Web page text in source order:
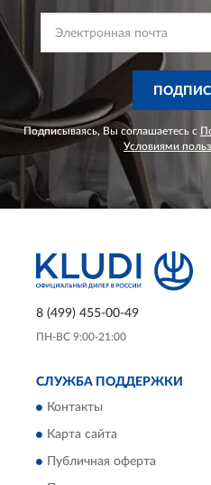
Подписываясь, Вы соглашаетесь с
Условиями
8 (499) 455-00-49
ПН-ВС 9:00-21:00
СЛУЖБА ПОДДЕРЖКИ
Контакты
Карта сайта
Публичная оферта